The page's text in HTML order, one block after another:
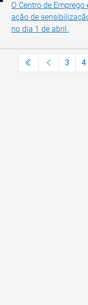
O Centro de
ação de
no dia 1 de abril.
3 4